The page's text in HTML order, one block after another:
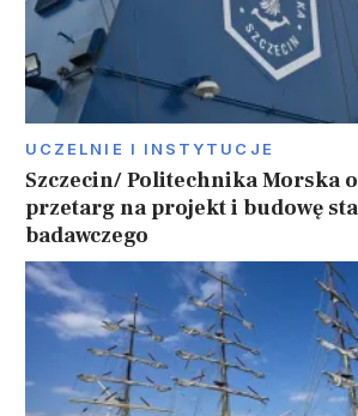
UCZELNIE I INSTYTUCJE
Szczecin/ Politechnika Morska
przetarg na projekt i budowę
badawczego